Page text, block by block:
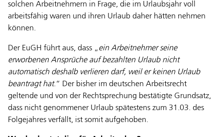
solchen Arbeitnehmern in Frage, die im Urlaubsjahr voll
arbeitsfähig waren und ihren Urlaub daher hätten nehmen
können.
Der EuGH führt aus, dass „ein Arbeitnehmer seine
erworbenen Ansprüche auf bezahlten Urlaub nicht
automatisch deshalb verlieren darf, weil er keinen Urlaub
beantragt hat.“ Der bisher im deutschen Arbeitsrecht
geltende und von der Rechtsprechung bestätigte Grundsatz,
dass nicht genommener Urlaub spätestens zum 31.03. des
Folgejahres verfällt, ist somit aufgehoben.